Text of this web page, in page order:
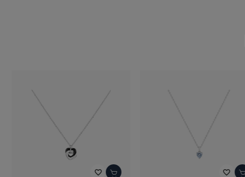
favorite_border favorite_border